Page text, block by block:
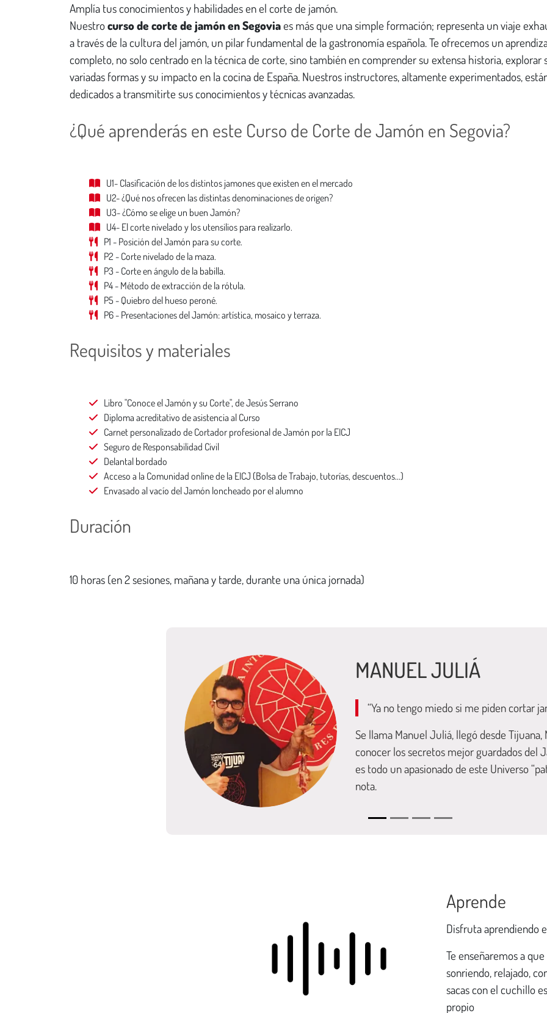
Amplía tus conocimientos y habilidades en el corte de jamón.
Nuestrocurso de corte de jamón en Segoviaes más que una simple formación; representa un viaje
a través de la cultura del jamón, un pilar fundamental de la gastronomía española. Te ofrecemos un
completo, no solo centrado en la técnica de corte, sino también en comprender su extensa historia, explorar
variadas formas y su impacto en la cocina de España. Nuestros instructores, altamente experimentados,
dedicados a transmitirte sus conocimientos y técnicas avanzadas.
¿Qué aprenderás en este Curso de Corte de Jamón en Segovia?
U1- Clasificación de los distintos jamones que existen en el mercado
U2- ¿Qué nos ofrecen las distintas denominaciones de origen?
U3- ¿Cómo se elige un buen Jamón?
U4- El corte nivelado y los utensilios para realizarlo.
P1 - Posición del Jamón para su corte.
P2 - Corte nivelado de la maza.
P3 - Corte en ángulo de la babilla.
P4 - Método de extracción de la rótula.
P5 - Quiebro del hueso peroné.
P6 - Presentaciones del Jamón: artística, mosaico y terraza.
Requisitos y materiales
Libro "Conoce el Jamón y su Corte", de Jesús Serrano
Diploma acreditativo de asistencia al Curso
Carnet personalizado de Cortador profesional de Jamón por la EICJ
Seguro de Responsabilidad Civil
Delantal bordado
Acceso a la Comunidad online de la EICJ (Bolsa de Trabajo, tutorías, descuentos...)
Envasado al vacío del Jamón loncheado por el alumno
Duración
10 horas (en 2 sesiones, mañana y tarde, durante una única jornada)
MANUEL JULIÁ
“Ya no tengo miedo si me piden cortar
Se llama Manuel Juliá, llegó desde Tijuana,
conocer los secretos mejor guardados del
es todo un apasionado de este Universo
nota.
Aprende
Disfruta aprendiendo
Te enseñaremos a
sonriendo, relajado,
sacas con el cuchillo
propio